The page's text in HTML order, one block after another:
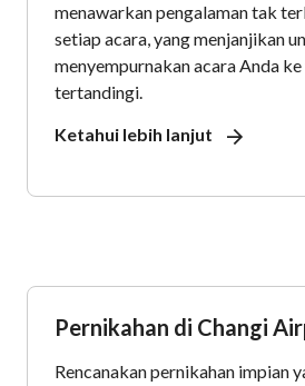
menawarkan pengalaman tak
setiap acara, yang menjanjikan
menyempurnakan acara Anda
tertandingi.
Ketahui lebih lanjut
Pernikahan di Changi
Rencanakan pernikahan impian